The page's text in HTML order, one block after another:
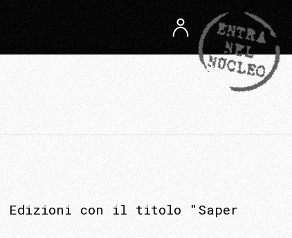
Edizioni con il titolo "Saper